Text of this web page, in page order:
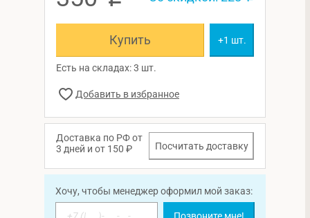
Купить +1 шт.
Есть на складах: 3 шт.
Доставка по РФ от
3 дней и от 150 ₽
Посчитать доставку
Хочу, чтобы менеджер оформил мой заказ:
Позвоните мне!